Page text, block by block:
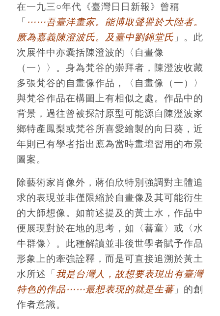
在一九三○年代《臺灣日日新報》曾稱
「 ⋯⋯吾臺洋畫家。能博取聲譽於大陸者。
厥為嘉義陳澄波氏。及臺中劉錦堂氏 」。此
次展件中亦囊括陳澄波的〈自畫像
（一）〉。身為梵谷的崇拜者，陳澄波收藏
多張梵谷的自畫像作品，〈自畫像（一）〉
與梵谷作品在構圖上有相似之處。作品中的
背景，過往曾被探討原型可能源自陳澄波家
鄉特產鳳梨或梵谷所喜愛繪製的向日葵，近
年則已有學者指出應為當時畫壇習用的布景
圖案。
除藝術家肖像外，蔣伯欣特別強調對主體追
求的表現並非僅限縮於自畫像及其可能衍生
的大師想像。如前述提及的黃土水，作品中
便展現對於在地的思考，如〈蕃童〉或〈水
牛群像〉。此種解讀並非後世學者賦予作品
形象上的牽強詮釋，而是可直接追溯於黃土
水所述「我是台灣人，故想要表現出有臺灣
特色的作品⋯⋯最想表現的就是生蕃」的創
作者意識。